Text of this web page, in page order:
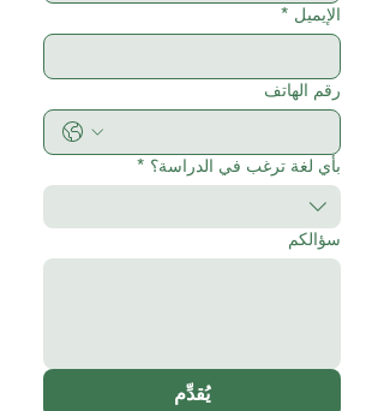
الإيميل *
رقم الهاتف
بأي لغة ترغب في الدراسة؟ *
سؤالكم
يُقدِّم